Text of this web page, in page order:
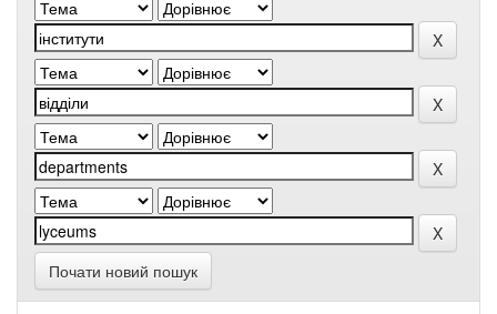
Почати новий пошук